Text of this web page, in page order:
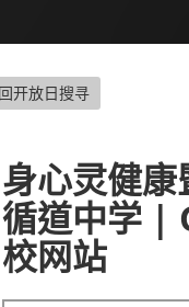
开放日搜寻
身心灵健康
循道中学 |
校网站